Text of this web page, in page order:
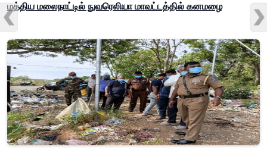
மத்திய மலைநாட்டில் நுவரெலியா மாவட்டத்தில் கனமழை